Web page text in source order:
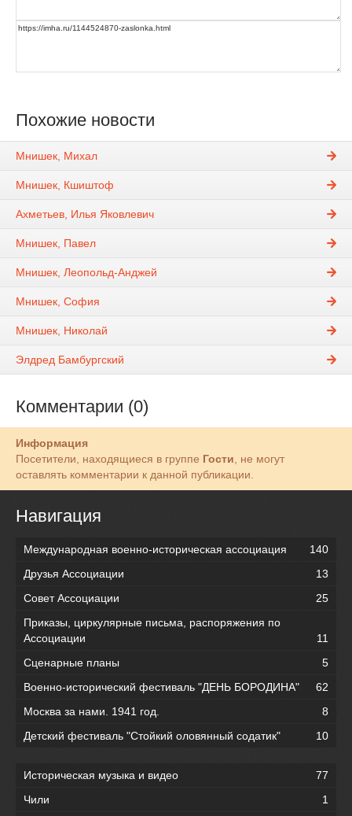
Похожие новости
Мнишек, Михал
Мнишек, Кшиштоф
Ахметьев, Илья Яковлевич
Мнишек, Павел
Мнишек, Леопольд-Анджей
Мнишек, София
Мнишек, Николай
Элдред Бамбургский
Комментарии (0)
Информация
Посетители, находящиеся в группе Гости, не могут
оставлять комментарии к данной публикации.
Навигация
Международная военно-историческая ассоциация
140
Друзья Ассоциации
13
Совет Ассоциации
25
Приказы, циркулярные письма, распоряжения по
Ассоциации
11
Сценарные планы
5
Военно-исторический фестиваль "ДЕНЬ БОРОДИНА"
62
Москва за нами. 1941 год.
8
Детский фестиваль "Стойкий оловянный содатик"
10
Историческая музыка и видео
77
Чили
1